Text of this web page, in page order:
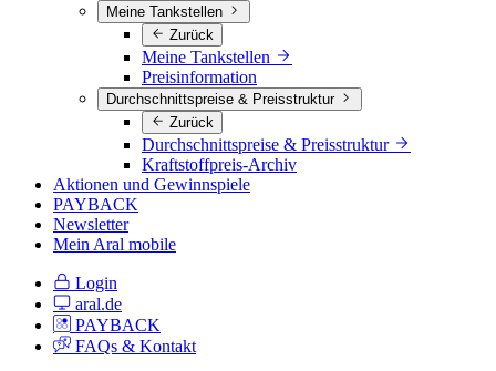
Meine Tankstellen
Zurück
Meine Tankstellen
Preisinformation
Durchschnittspreise & Preisstruktur
Zurück
Durchschnittspreise & Preisstruktur
Kraftstoffpreis-Archiv
Aktionen und Gewinnspiele
PAYBACK
Newsletter
Mein Aral mobile
Login
aral.de
PAYBACK
FAQs & Kontakt